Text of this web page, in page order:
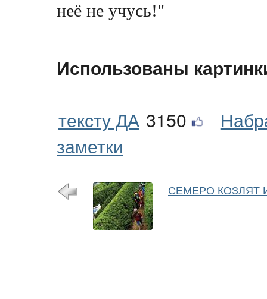
неё не учусь!"
Использованы
тексту ДА 3150
заметки
СЕМЕРО КОЗЛЯТ